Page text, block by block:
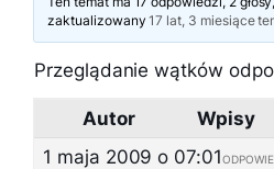
zaktualizowany17 lat, 3 miesiące
Przeglądanie wątków
Autor
Wpisy
1 maja 2009 o 07:01